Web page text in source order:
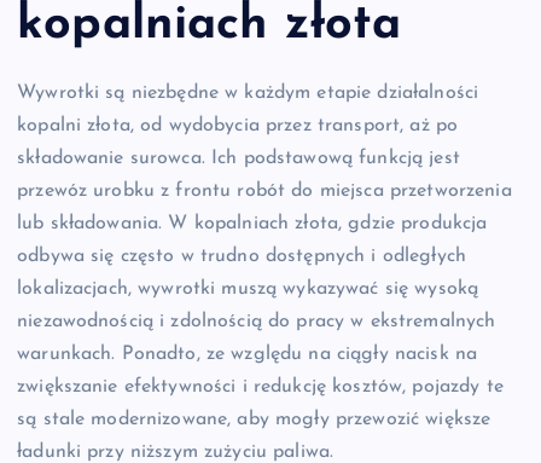
kopalniach złota
Wywrotki są niezbędne w każdym etapie działalności
kopalni złota, od wydobycia przez transport, aż po
składowanie surowca. Ich podstawową funkcją jest
przewóz urobku z frontu robót do miejsca przetworzenia
lub składowania. W kopalniach złota, gdzie produkcja
odbywa się często w trudno dostępnych i odległych
lokalizacjach, wywrotki muszą wykazywać się wysoką
niezawodnością i zdolnością do pracy w ekstremalnych
warunkach. Ponadto, ze względu na ciągły nacisk na
zwiększanie efektywności i redukcję kosztów, pojazdy te
są stale modernizowane, aby mogły przewozić większe
ładunki przy niższym zużyciu paliwa.